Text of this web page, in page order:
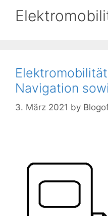
Navigation
3. März 2021 by